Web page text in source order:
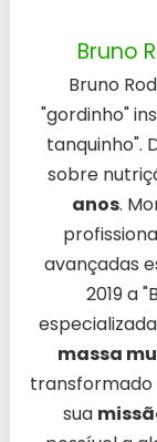
Bruno
Bruno
"gordinho"
tanquinho".
sobre
anos.
avançadas
2019 a
massa
transformado
sua